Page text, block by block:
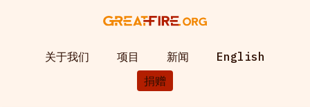
关于我们 项目 新闻
English
捐赠